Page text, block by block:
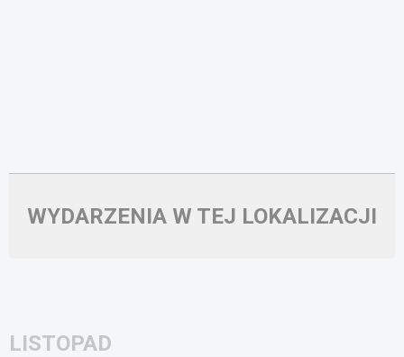
WYDARZENIA W TEJ LOKALIZACJI
LISTOPAD